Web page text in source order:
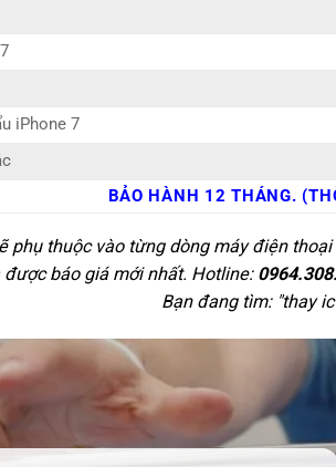
iPhone 7
BẢO HÀNH 12 THÁNG.
phụ thuộc vào từng dòng máy điện
báo giá mới nhất. Hotline:
Bạn đang tìm: "thay